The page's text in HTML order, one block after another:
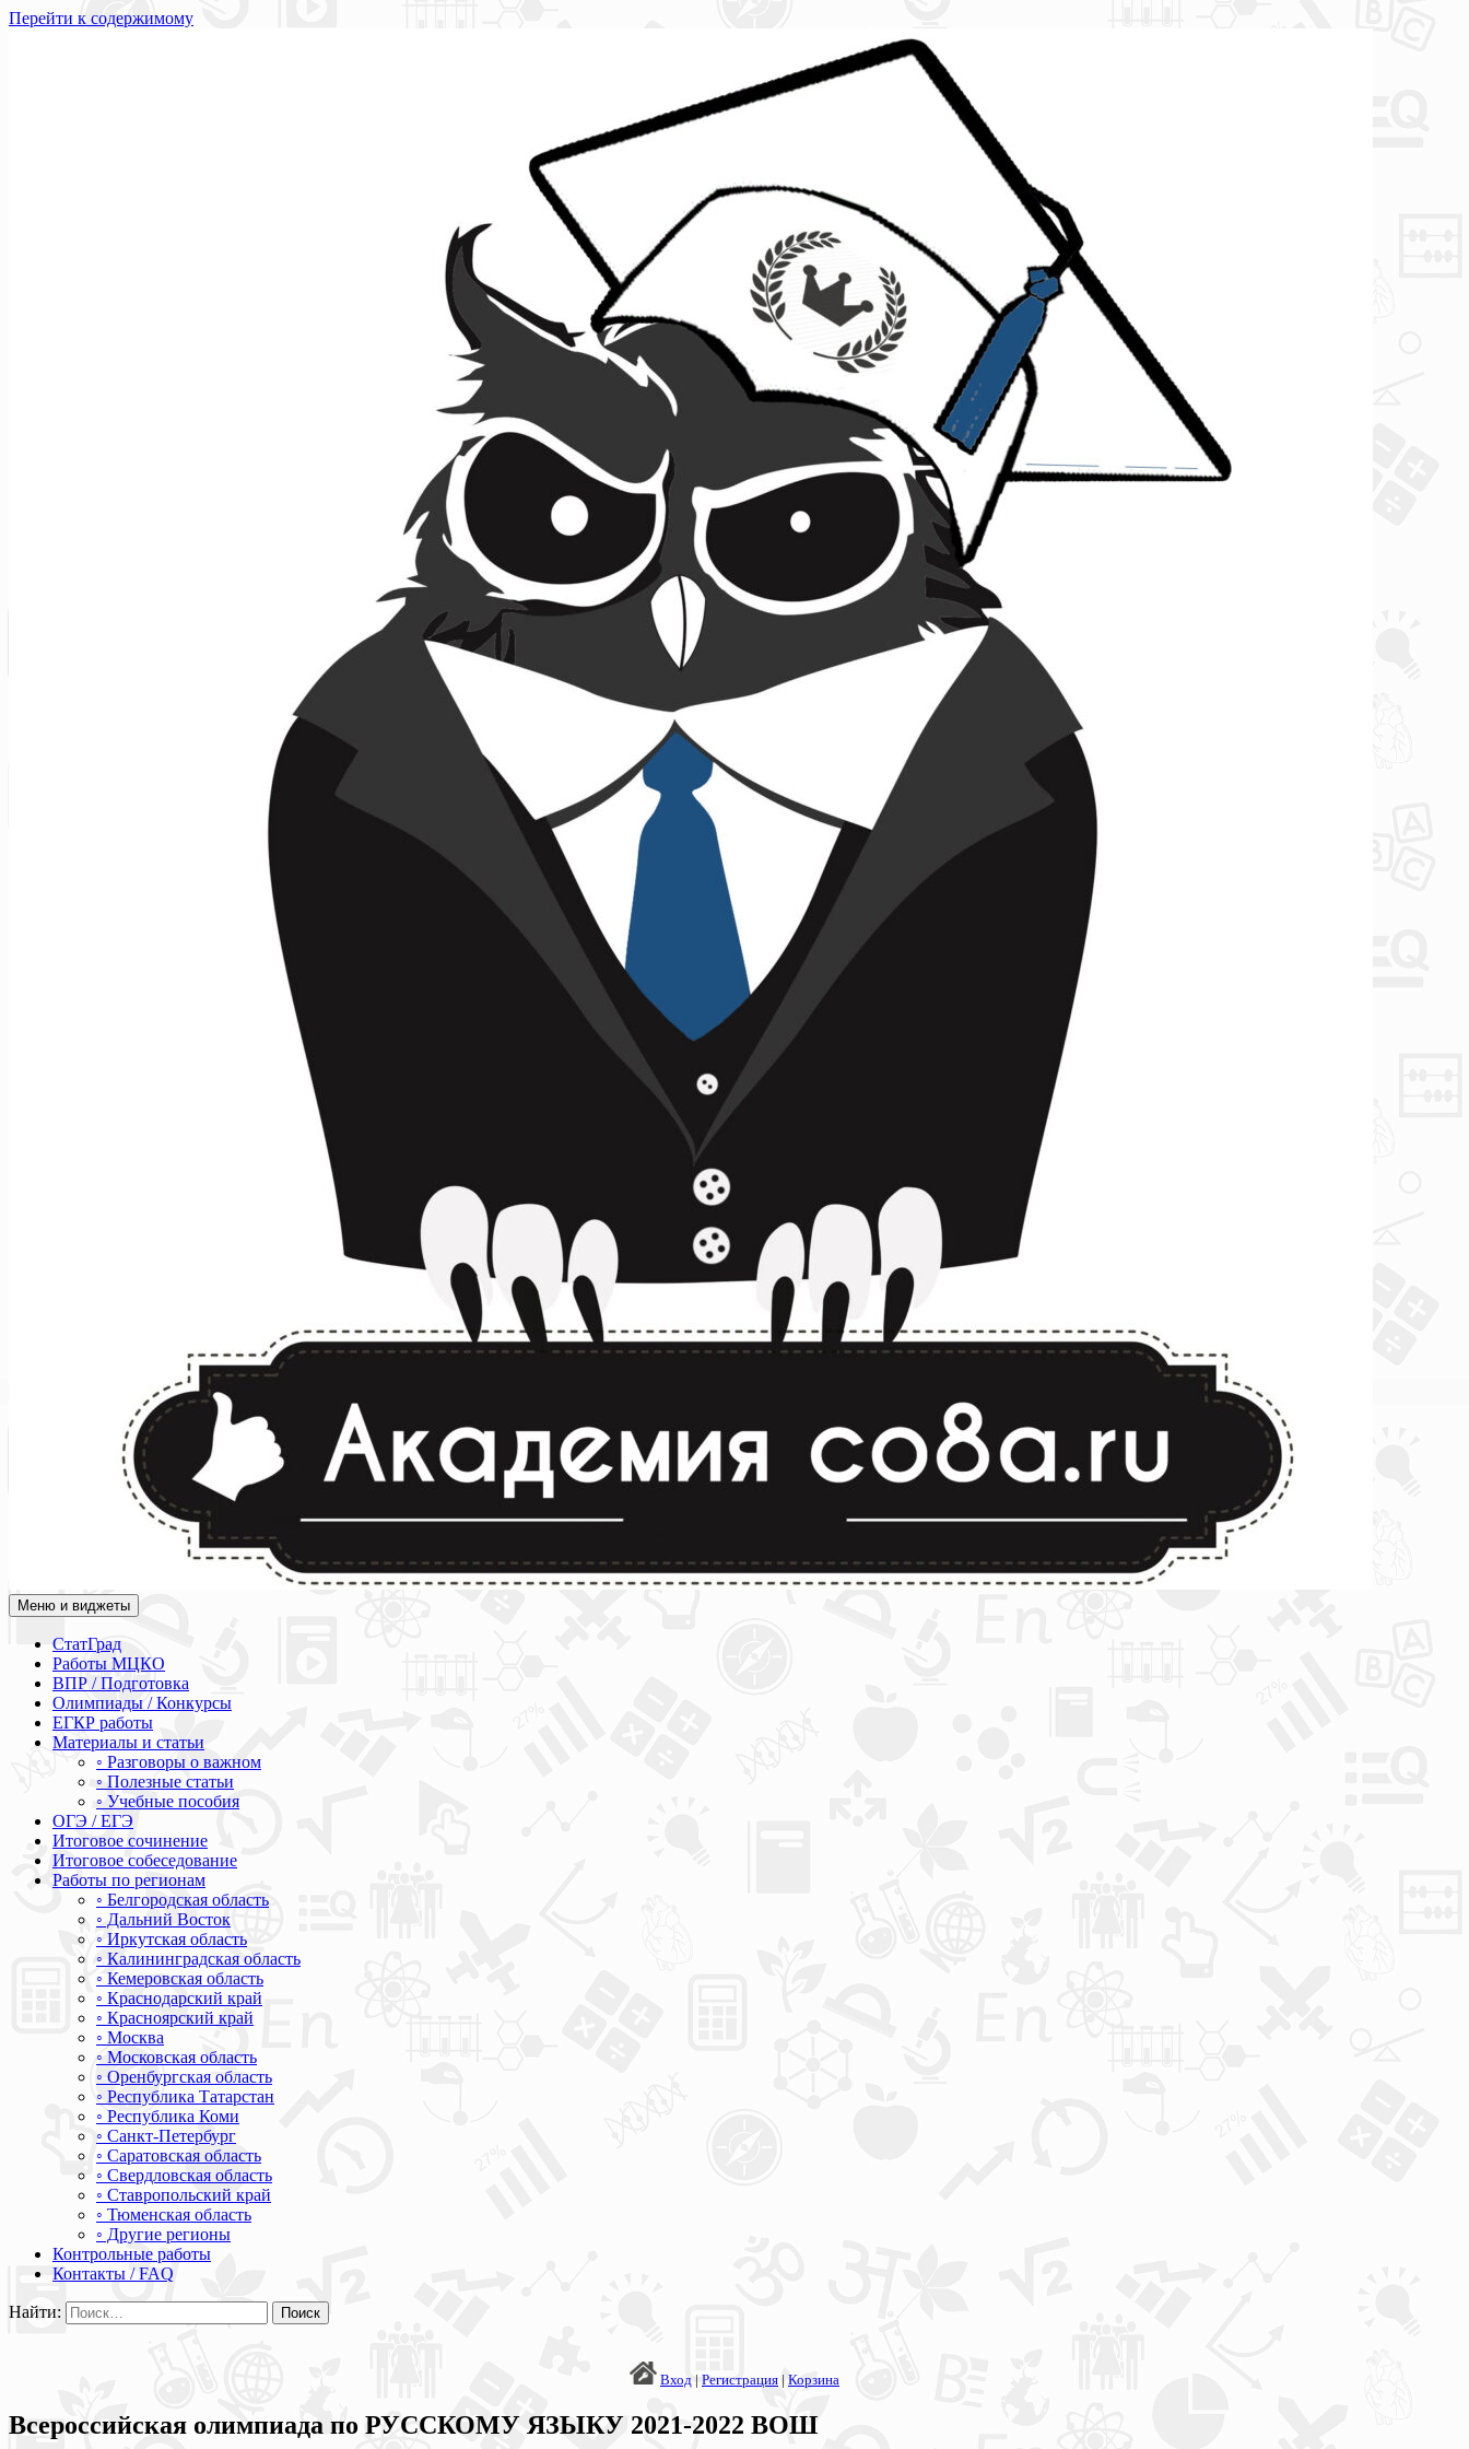
Перейти к содержимому
Академия СОВА
Подготовка к ЕГЭ, ОГЭ, ВПР, МЦКО, СтатГрад, КДР, ВОШ, олимпиады и конкурсы
Меню и виджеты
СтатГрад
Работы МЦКО
ВПР / Подготовка
Олимпиады / Конкурсы
ЕГКР работы
Материалы и статьи
◦ Разговоры о важном
◦ Полезные статьи
◦ Учебные пособия
ОГЭ / ЕГЭ
Итоговое сочинение
Итоговое собеседование
Работы по регионам
◦ Белгородская область
◦ Дальний Восток
◦ Иркутская область
◦ Калининградская область
◦ Кемеровская область
◦ Краснодарский край
◦ Красноярский край
◦ Москва
◦ Московская область
◦ Оренбургская область
◦ Республика Татарстан
◦ Республика Коми
◦ Санкт-Петербург
◦ Саратовская область
◦ Свердловская область
◦ Ставропольский край
◦ Тюменская область
◦ Другие регионы
Контрольные работы
Контакты / FAQ
Найти:
Вход | Регистрация | Корзина
Всероссийская олимпиада по РУССКОМУ ЯЗЫКУ 2021-2022 ВОШ